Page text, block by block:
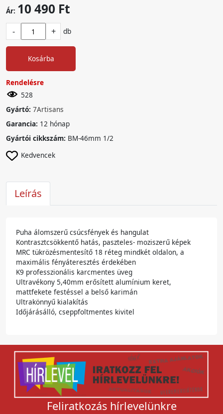
Ár: 10 490 Ft
- + db
Kosárba
Rendelésre
528
Gyártó: 7Artisans
Garancia: 12 hónap
Gyártói cikkszám: BM-46mm 1/2
Kedvencek
Leírás
Puha álomszerű csúcsfények és hangulat
Kontrasztcsökkentő hatás, paszteles- moziszerű képek
MRC tükrözésmentesítő 18 réteg mindkét oldalon, a
maximális fényáteresztés érdekében
K9 professzionális karcmentes üveg
Ultravékony 5,40mm erősített alumínium keret,
mattfekete festéssel a belső karimán
Ultrakönnyű kialakítás
Időjárásálló, cseppfoltmentes kivitel
Feliratkozás hírlevelünkre